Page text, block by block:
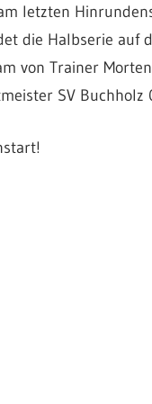
letzten
die Halbserie auf
von Trainer
SV Buchholz